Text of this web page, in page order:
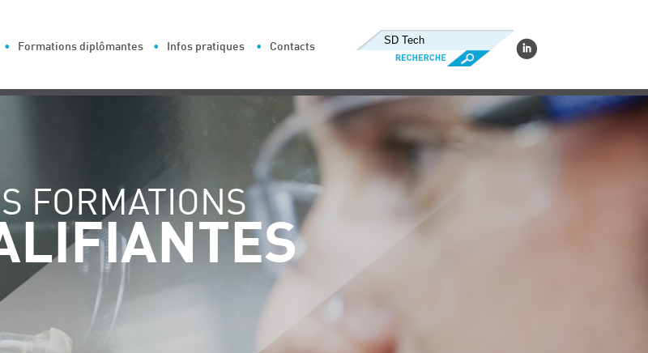
Formations diplômantes Infos pratiques Contacts
FORMATIONS